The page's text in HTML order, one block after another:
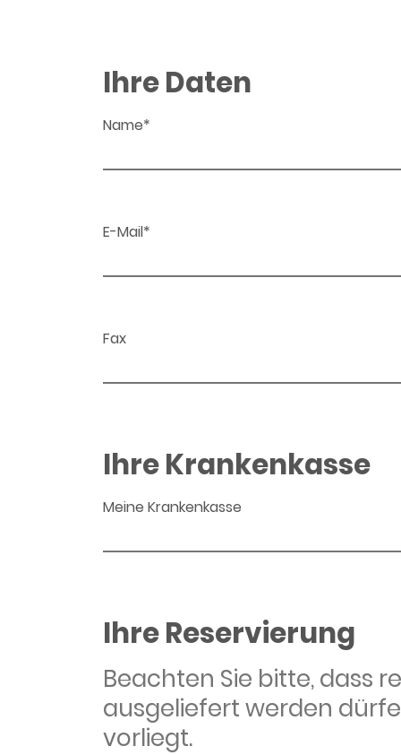
Ihre Daten
Name*
E-Mail*
Fax
Ihre Krankenkasse
Meine Krankenkasse
Ihre Reservierung
Beachten Sie bitte, dass
ausgeliefert werden
vorliegt.